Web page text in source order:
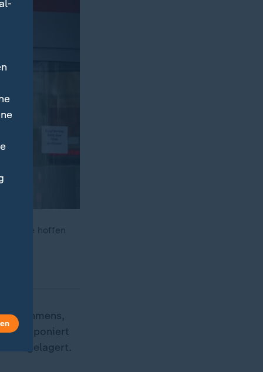
sie hoffen
deponiert
eingelagert.